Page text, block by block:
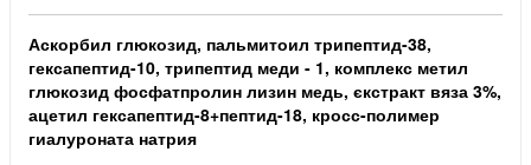
Аскорбил глюкозид, пальмитоил трипептид-38,
гексапептид-10, трипептид меди - 1, комплекс метил
глюкозид фосфатпролин лизин медь, єкстракт вяза 3%,
ацетил гексапептид-8+пептид-18, кросс-полимер
гиалуроната натрия